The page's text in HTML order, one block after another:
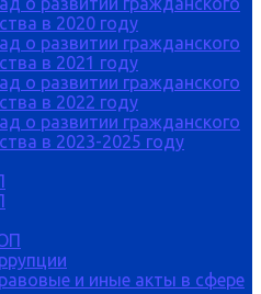
в 2020 году
о развитии гражданского
в 2021 году
о развитии гражданского
в 2022 году
о развитии гражданского
в 2023-2025 году
и иные акты в сфере